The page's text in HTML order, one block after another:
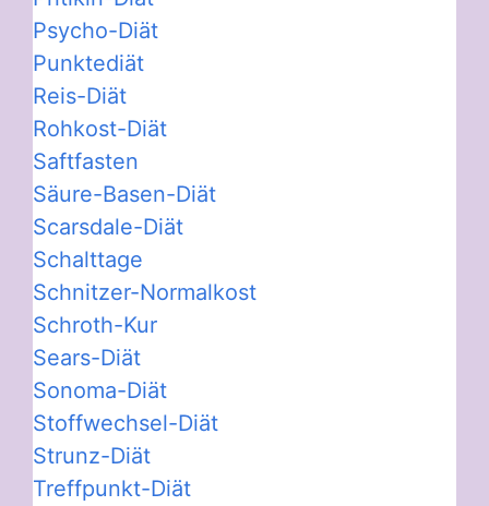
Psycho-Diät
Punktediät
Reis-Diät
Rohkost-Diät
Saftfasten
Säure-Basen-Diät
Scarsdale-Diät
Schalttage
Schnitzer-Normalkost
Schroth-Kur
Sears-Diät
Sonoma-Diät
Stoffwechsel-Diät
Strunz-Diät
Treffpunkt-Diät